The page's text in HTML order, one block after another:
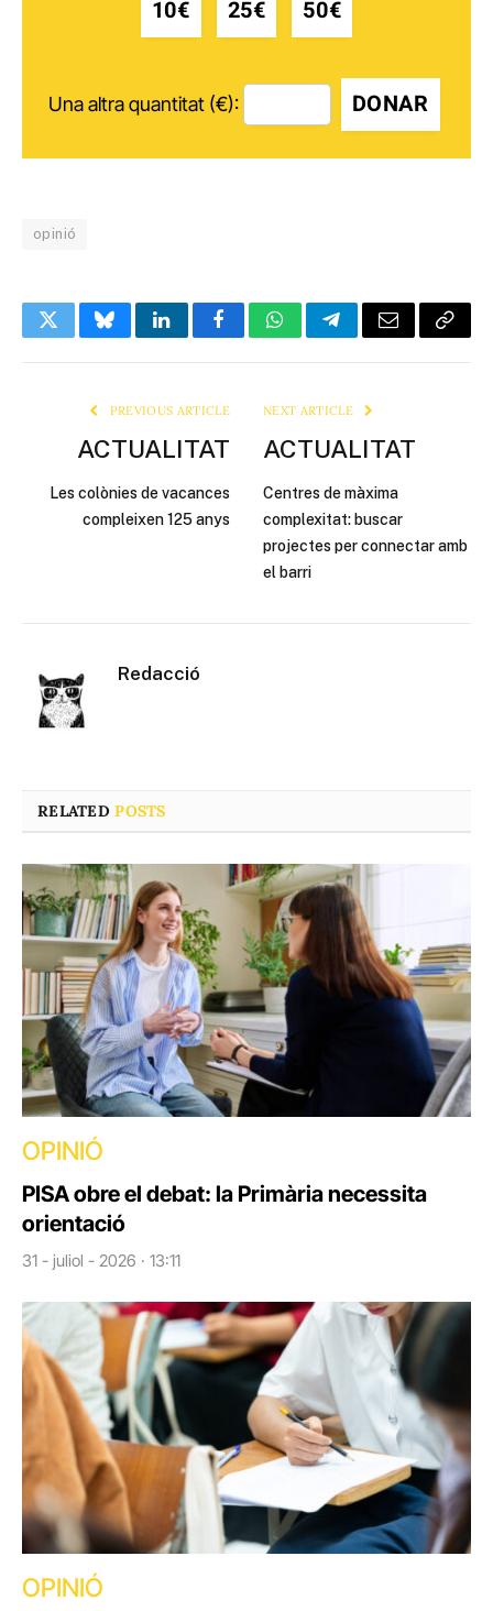
10€ 25€ 50€
Una altra quantitat (€): DONAR
opinió
TwitterBlueskyLinkedInFacebookWhatsAppTelegramEmail Copy
PREVIOUS ARTICLE
ACTUALITAT
Les colònies de vacances
compleixen 125 anys
NEXT ARTICLE
ACTUALITAT
Centres de màxima
complexitat: buscar
projectes per connectar amb
el barri
Redacció
RELATEDPOSTS
OPINIÓ
PISA obre el debat: la Primària necessita
orientació
31 - juliol - 2026 · 13:11
OPINIÓ